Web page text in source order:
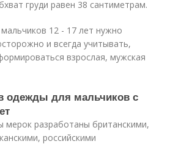
груди равен 38 сантиметрам.
12 - 17 лет нужно
и всегда учитывать,
взрослая, мужская
одежды для мальчиков с
мерок разработаны британскими,
российскими